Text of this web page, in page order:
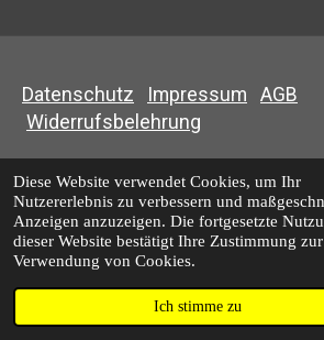
Diese Website verwendet Cookies, um Ihr
Nutzererlebnis zu verbessern und
Anzeigen anzuzeigen. Die fortgesetzte
dieser Website bestätigt Ihre Zustimmung zur
Verwendung von Cookies.
Ich stimme zu
Datenschutz Impressum
AGB
Widerrufsbelehrung
© 2020 - 2026 aircompany20.eu
Mit Unterstützung vonWebador
Telefon Karte